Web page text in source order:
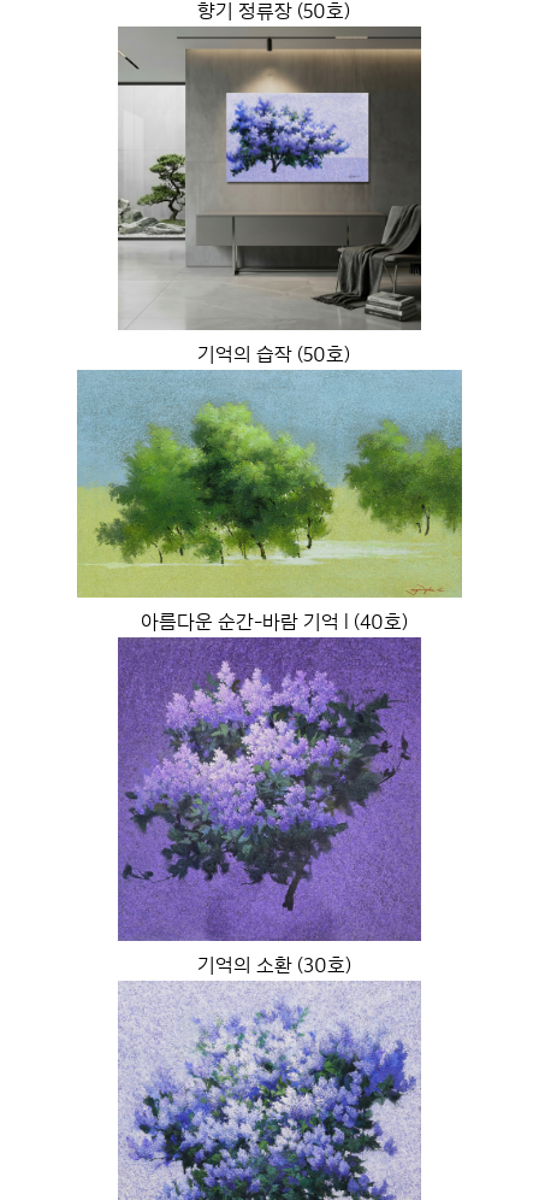
향기 정류장 (50호)
기억의 습작 (50호)
아름다운 순간-바람 기억 l (40호)
기억의 소환 (30호)